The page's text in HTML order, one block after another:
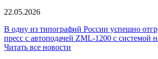
22.05.2026
В одну из типографий России успешно
пресс с автоподачей ZML-1200 с системой
Читать все новости